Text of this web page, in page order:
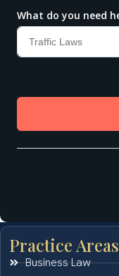
Practice Areas
Business Law